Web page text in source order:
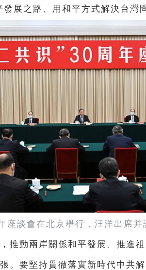
展之路、用和平方式解決台灣
座談會在北京舉行，汪洋出席
動兩岸關係和平發展、推進祖
。要堅持貫徹落實新時代中共